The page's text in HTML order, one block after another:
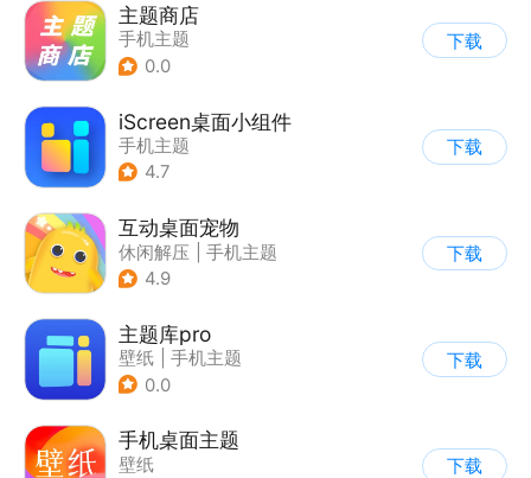
主题商店
手机主题
0.0
下载
iScreen桌面小组件
手机主题
4.7
下载
互动桌面宠物
休闲解压
手机主题
4.9
下载
主题库pro
壁纸
手机主题
0.0
下载
手机桌面主题
壁纸
下载